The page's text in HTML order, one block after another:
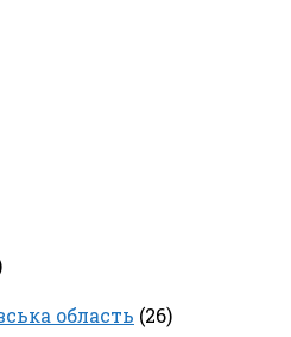
область (26)